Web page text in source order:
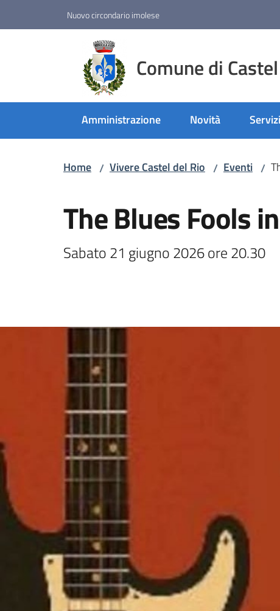
Nuovo circondario imolese
Comune di
Amministrazione Novità Servizi
Home / Vivere Castel del Rio / Eventi /
The Blues Fools
Sabato 21 giugno 2026 ore 20.30